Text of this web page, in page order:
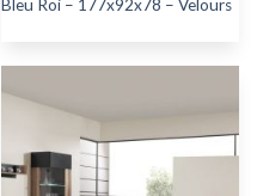
Bleu Roi – 177x92x78 – Velours